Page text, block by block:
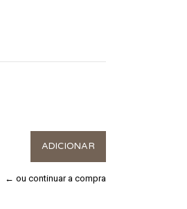
← ou continuar a compra